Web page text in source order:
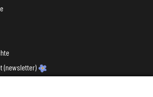
(newsletter)